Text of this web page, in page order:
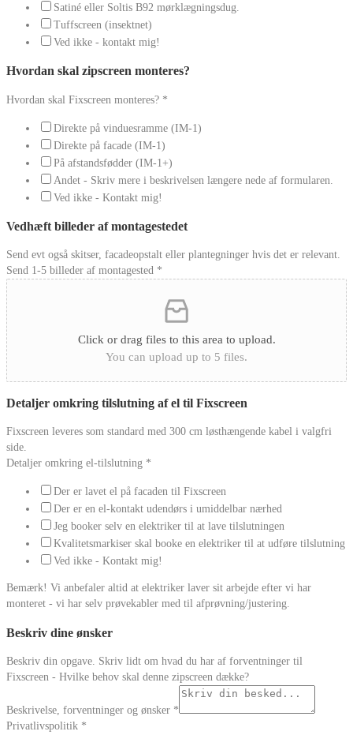
Satiné eller Soltis B92 mørklægningsdug.
Tuffscreen (insektnet)
Ved ikke - kontakt mig!
Hvordan skal zipscreen monteres?
Hvordan skal Fixscreen monteres? *
Direkte på vinduesramme (IM-1)
Direkte på facade (IM-1)
På afstandsfødder (IM-1+)
Andet - Skriv mere i beskrivelsen længere nede af formularen.
Ved ikke - Kontakt mig!
Vedhæft billeder af montagestedet
Send evt også skitser, facadeopstalt eller plantegninger hvis det er relevant.
Send 1-5 billeder af montagested *
Click or drag files to this area to upload.
You can upload up to 5 files.
Detaljer omkring tilslutning af el til Fixscreen
Fixscreen leveres som standard med 300 cm løsthængende kabel i valgfri
side.
Detaljer omkring el-tilslutning *
Der er lavet el på facaden til Fixscreen
Der er en el-kontakt udendørs i umiddelbar nærhed
Jeg booker selv en elektriker til at lave tilslutningen
Kvalitetsmarkiser skal booke en elektriker til at udføre tilslutning
Ved ikke - Kontakt mig!
Bemærk! Vi anbefaler altid at elektriker laver sit arbejde efter vi har
monteret - vi har selv prøvekabler med til afprøvning/justering.
Beskriv dine ønsker
Beskriv din opgave. Skriv lidt om hvad du har af forventninger til
Fixscreen - Hvilke behov skal denne zipscreen dække?
Beskrivelse, forventninger og ønsker *
Privatlivspolitik *